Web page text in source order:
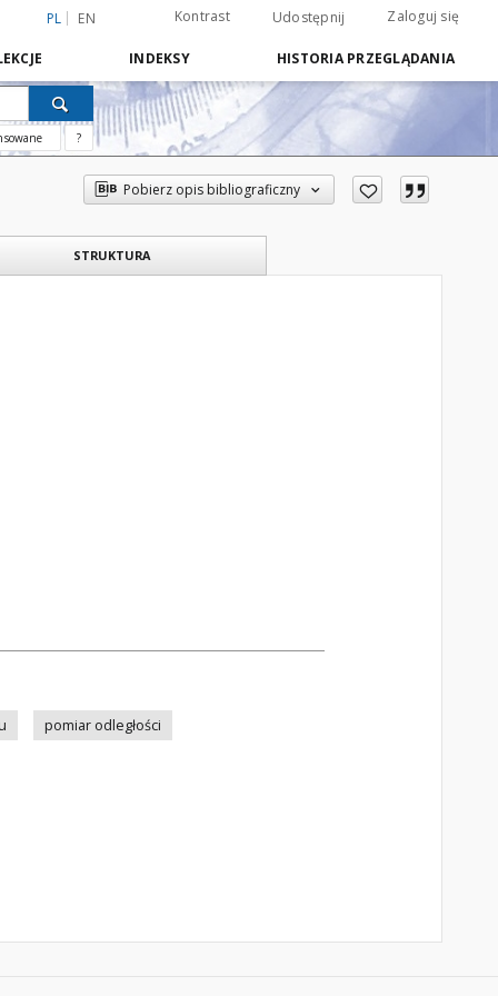
PL EN Kontrast Udostępnij Zaloguj się
INDEKSY HISTORIA PRZEGLĄDANIA
?
Pobierz opis bibliograficzny
STRUKTURA
pomiar odległości